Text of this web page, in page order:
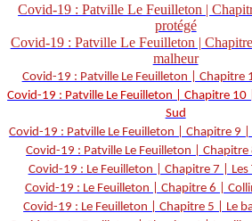
Covid-19 : Patville Le Feuilleton |
protégé
Covid-19 : Patville Le Feuilleton |
malheur
Covid-19 : Patville Le Feuilleton | Chapitre
Covid-19 : Patville Le Feuilleton | Chapitre
Sud
Covid-19 : Patville Le Feuilleton | Chapitre 9 |
Covid-19 : Patville Le Feuilleton | Chapitre
Covid-19 : Le Feuilleton | Chapitre 7 | Les
Covid-19 : Le Feuilleton | Chapitre 6 |
Covid-19 : Le Feuilleton | Chapitre 5 | Le